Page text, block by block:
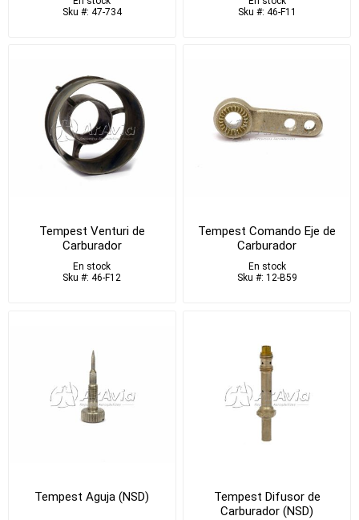
Sku #: 47-734
Sku #: 46-F11
Tempest Venturi de
Carburador
En stock
Sku #: 46-F12
Tempest Comando Eje de
Carburador
En stock
Sku #: 12-B59
Tempest Aguja (NSD)
Tempest Difusor de
Carburador (NSD)